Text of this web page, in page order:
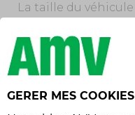
La taille du véhicule
déterminant dans
l’ampleur de ses
angles morts. Les
poids lourds, bus ou
GERER MES COOKIES